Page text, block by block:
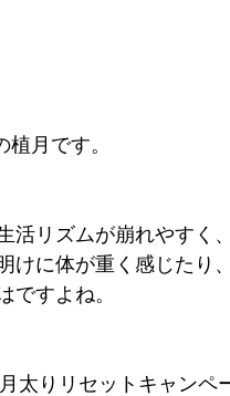
植月です。
活リズムが崩れやす
けに体が重く感じたり
ですよね。
太りリセットキャンペ